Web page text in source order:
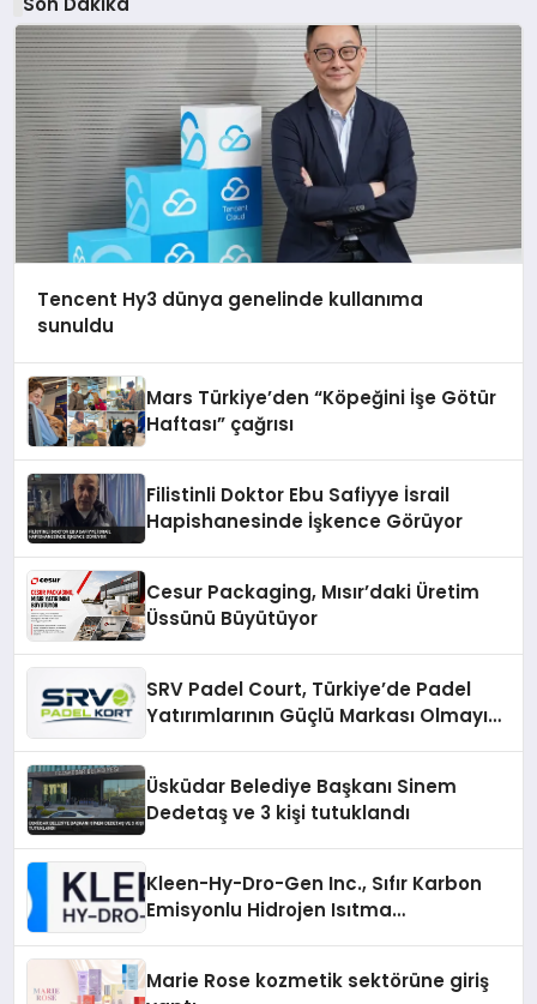
Tencent Hy3 dünya genelinde kullanıma
sunuldu
Mars Türkiye’den “Köpeğini İşe Götür
Haftası” çağrısı
Filistinli Doktor Ebu Safiyye İsrail
Hapishanesinde İşkence Görüyor
Cesur Packaging, Mısır’daki Üretim
Üssünü Büyütüyor
SRV Padel Court, Türkiye’de Padel
Yatırımlarının Güçlü Markası Olmayı
Üsküdar Belediye Başkanı Sinem
Dedetaş ve 3 kişi tutuklandı
Kleen-Hy-Dro-Gen Inc., Sıfır Karbon
Emisyonlu Hidrojen Isıtma
Marie Rose kozmetik sektörüne giriş